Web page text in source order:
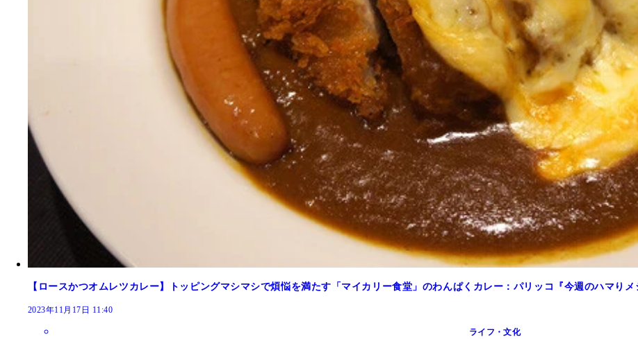
【ロースかつオムレツカレー】トッピングマシマシで煩悩を満たす「マイカリー食堂」のわんぱくカレー：パリッコ『今週のハマりメ
2023年11月17日 11:40
ライフ・文化